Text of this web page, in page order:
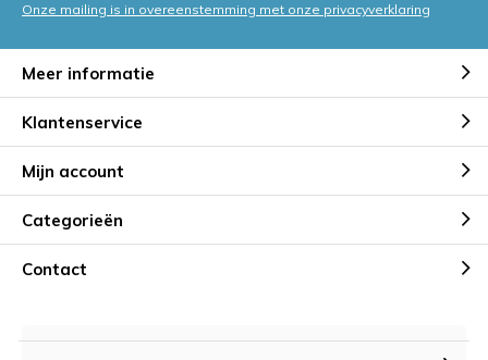
Onze mailing is in overeenstemming met onze privacyverklaring
Meer informatie
Klantenservice
Mijn account
Categorieën
Contact